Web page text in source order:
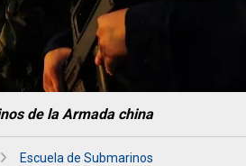
de la Armada china
Escuela de Submarinos